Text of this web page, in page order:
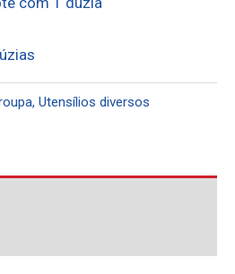
, Utensílios diversos